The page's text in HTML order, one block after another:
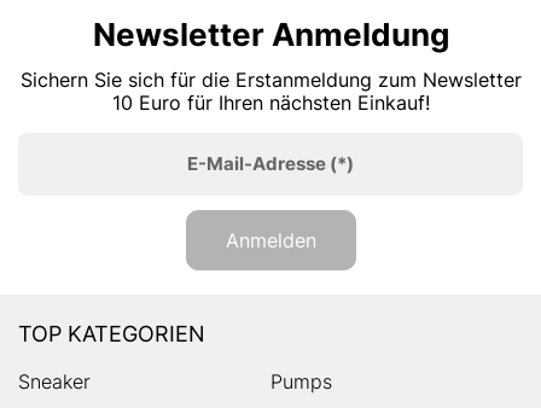
Newsletter Anmeldung
Sichern Sie sich für die Erstanmeldung zum Newsletter
10 Euro für Ihren nächsten Einkauf!
E-Mail-Adresse (*)
Anmelden
TOP KATEGORIEN
Sneaker
Pumps